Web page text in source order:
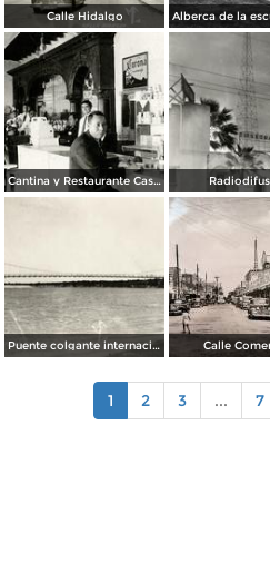
Calle Hidalgo
Cantina y Restaurante Casa Blanca
Puente colgante internacional sobre el Río Bravo Calle
1 2 3 ... 7